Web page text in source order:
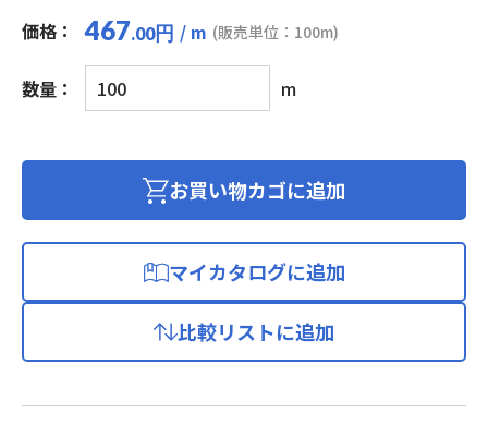
価格： 467.00円 / m (販売単位：100m)
数量：
C
形
軸
m
お買い物カゴに追加
マイカタログに追加
比較リストに追加